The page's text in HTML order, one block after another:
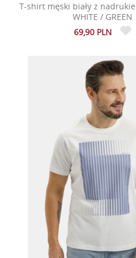
T-shirt męski biały z
WHITE / GREEN
69,90 PLN